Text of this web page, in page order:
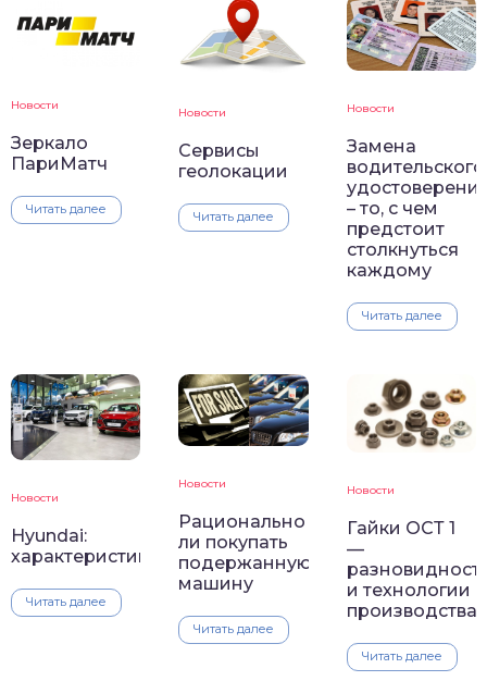
Новости
Зеркало
ПариМатч
Читать далее
Новости
Сервисы
геолокации
Читать далее
Новости
Замена
водительского
– то, с чем
предстоит
столкнуться
каждому
Читать далее
Новости
Hyundai:
характеристика
Читать далее
Новости
Рационально
ли покупать
подержанную
машину
Читать далее
Новости
Гайки ОСТ 1
—
и технологии
производства
Читать далее